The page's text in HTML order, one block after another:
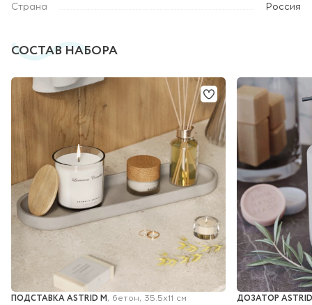
Страна
Россия
СОСТАВ НАБОРА
ПОДСТАВКА ASTRID M, бетон, 35.5x11 см ДОЗАТОР ASTRID